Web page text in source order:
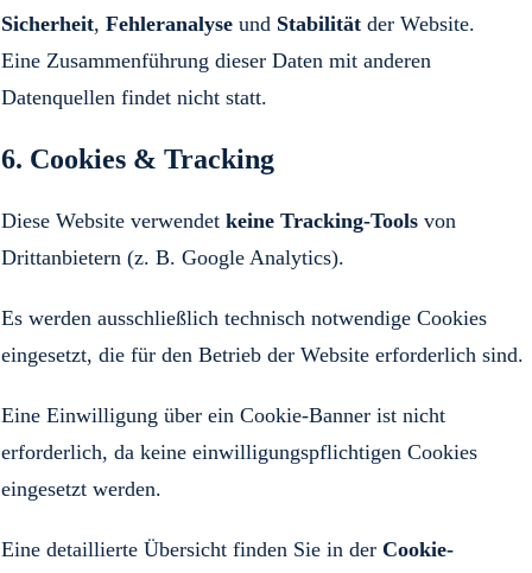
Sicherheit, Fehleranalyse und Stabilität der Website.
Eine Zusammenführung dieser Daten mit anderen
Datenquellen findet nicht statt.
6. Cookies & Tracking
Diese Website verwendet keine Tracking-Tools von
Drittanbietern (z. B. Google Analytics).
Es werden ausschließlich technisch notwendige Cookies
eingesetzt, die für den Betrieb der Website erforderlich sind.
Eine Einwilligung über ein Cookie-Banner ist nicht
erforderlich, da keine einwilligungspflichtigen Cookies
eingesetzt werden.
Eine detaillierte Übersicht finden Sie in der Cookie-